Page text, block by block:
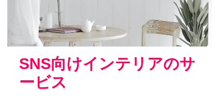
SNS向けインテリアのサ
ービス